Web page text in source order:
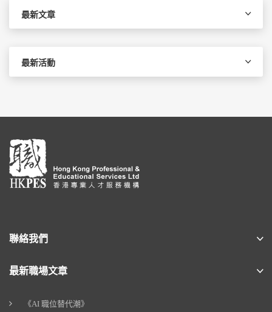
最新文章
最新活動
聯絡我們
最新職場文章
《AI 職位替代潮》